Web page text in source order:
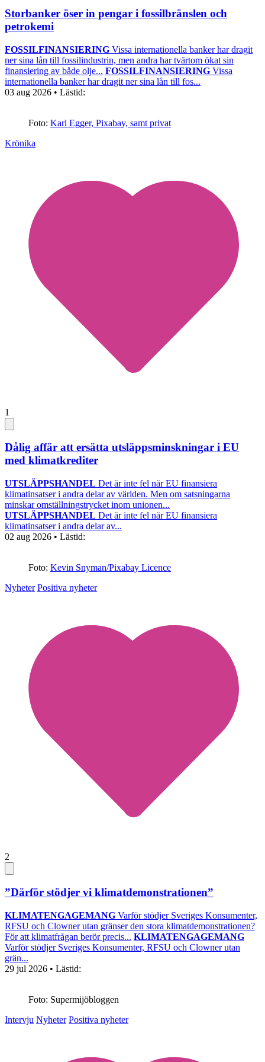
Storbanker öser in pengar i fossilbränslen och
petrokemi
FOSSILFINANSIERING Vissa internationella banker har dragit
ner sina lån till fossilindustrin, men andra har tvärtom ökat sin
finansiering av både olje... FOSSILFINANSIERING Vissa
internationella banker har dragit ner sina lån till fos...
03 aug 2026 • Lästid:
Foto: Karl Egger, Pixabay, samt privat
Krönika
1
Dålig affär att ersätta utsläppsminskningar i EU
med klimatkrediter
UTSLÄPPSHANDEL Det är inte fel när EU finansiera
klimatinsatser i andra delar av världen. Men om satsningarna
minskar omställningstrycket inom unionen...
UTSLÄPPSHANDEL Det är inte fel när EU finansiera
klimatinsatser i andra delar av...
02 aug 2026 • Lästid:
Foto: Kevin Snyman/Pixabay Licence
Nyheter Positiva nyheter
2
”Därför stödjer vi klimatdemonstrationen”
KLIMATENGAGEMANG Varför stödjer Sveriges Konsumenter,
RFSU och Clowner utan gränser den stora klimatdemonstrationen?
För att klimatfrågan berör precis... KLIMATENGAGEMANG
Varför stödjer Sveriges Konsumenter, RFSU och Clowner utan
grän...
29 jul 2026 • Lästid:
Foto: Supermijöbloggen
Intervju Nyheter Positiva nyheter